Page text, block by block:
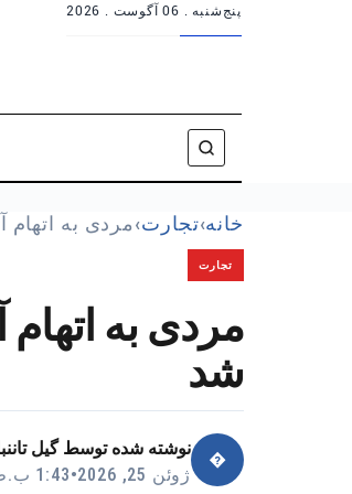
پنج‌شنبه . 06 آگوست . 2026
خانه›تجارت›مردی به
تجارت
مردی به
شد
�
نوشته شده توسطگیل
ژوئن 25, 2026
•1:43 ب.ظ